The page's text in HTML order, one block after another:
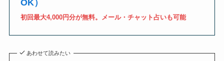
OK）
初回最大4,000円分が無料。メール・チャット占いも可能
あわせて読みたい